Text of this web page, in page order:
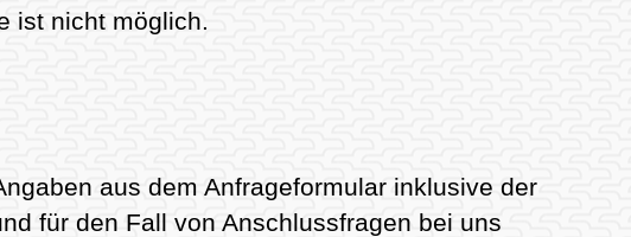
ist nicht möglich.
aus dem Anfrageformular inklusive der
für den Fall von Anschlussfragen bei uns